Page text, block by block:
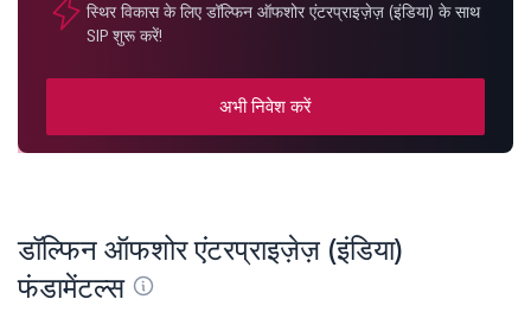
स्थिर विकास के लिए डॉल्फिन ऑफशोर एंटरप्राइज़ेज़ (इंडिया) के साथ
SIP शुरू करें!
अभी निवेश करें
डॉल्फिन ऑफशोर एंटरप्राइज़ेज़ (इंडिया)
फंडामेंटल्स